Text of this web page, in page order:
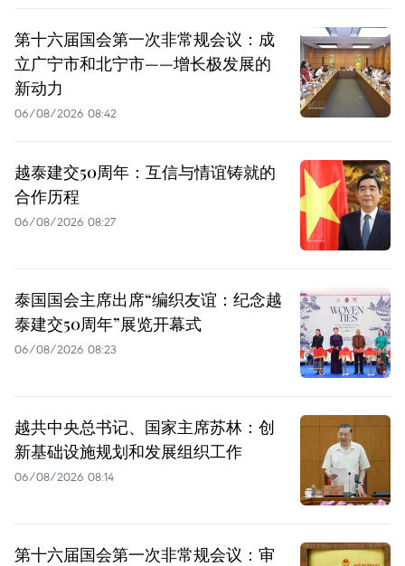
第十六届国会第一次非常规会议：成
立广宁市和北宁市——增长极发展的
新动力
06/08/2026 08:42
越泰建交50周年：互信与情谊铸就的
合作历程
06/08/2026 08:27
泰国国会主席出席“编织友谊：纪念越
泰建交50周年”展览开幕式
06/08/2026 08:23
越共中央总书记、国家主席苏林：创
新基础设施规划和发展组织工作
06/08/2026 08:14
第十六届国会第一次非常规会议：审